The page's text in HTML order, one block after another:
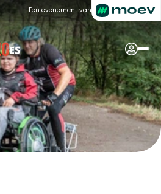
Een evenement van